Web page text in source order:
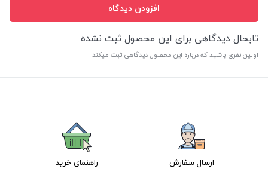
افزودن دیدگاه
تابحال دیدگاهی برای این محصول ثبت نشده
اولین نفری باشید که درباره این محصول دیدگاهی ثبت میکند
ارسال سفارش راهنمای خرید